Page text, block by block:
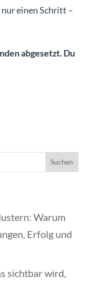
einen Schritt –
abgesetzt. Du
Warum
Erfolg und
sichtbar wird,